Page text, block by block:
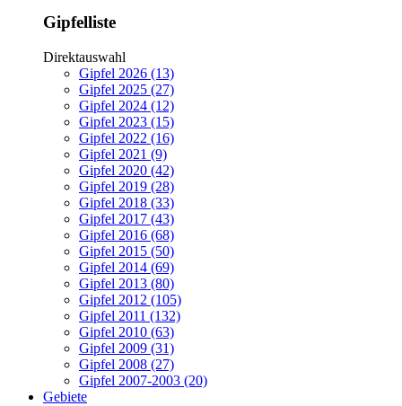
Gipfelliste
Direktauswahl
Gipfel 2026 (13)
Gipfel 2025 (27)
Gipfel 2024 (12)
Gipfel 2023 (15)
Gipfel 2022 (16)
Gipfel 2021 (9)
Gipfel 2020 (42)
Gipfel 2019 (28)
Gipfel 2018 (33)
Gipfel 2017 (43)
Gipfel 2016 (68)
Gipfel 2015 (50)
Gipfel 2014 (69)
Gipfel 2013 (80)
Gipfel 2012 (105)
Gipfel 2011 (132)
Gipfel 2010 (63)
Gipfel 2009 (31)
Gipfel 2008 (27)
Gipfel 2007-2003 (20)
Gebiete